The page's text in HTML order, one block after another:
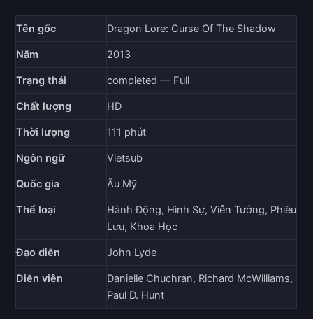
Tên gốc Dragon Lore: Curse Of The Shadow
Năm 2013
Trạng thái completed — Full
Chất lượng HD
Thời lượng 111 phút
Ngôn ngữ Vietsub
Quốc gia Âu Mỹ
Thể loại
Hành Động, Hình Sự, Viễn Tưởng, Phiêu
Lưu, Khoa Học
Đạo diễn John Lyde
Diễn viên
Danielle Chuchran, Richard McWilliams,
Paul D. Hunt